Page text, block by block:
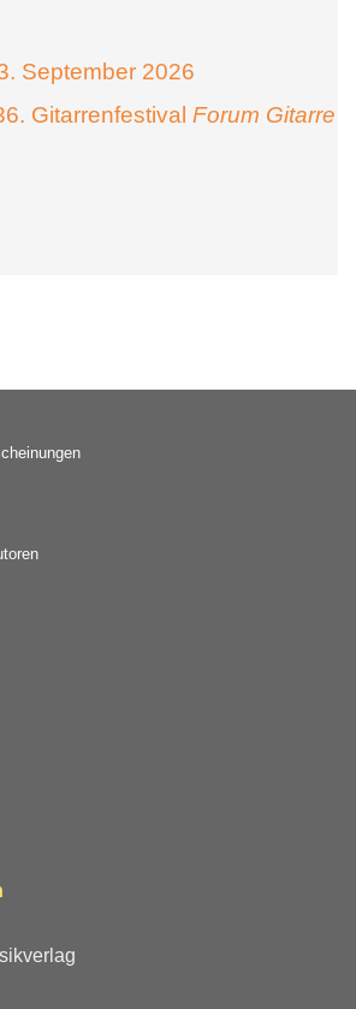
September 2026
Gitarrenfestival Forum Gitarre